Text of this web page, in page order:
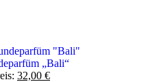
„Bali“
32,00 €Aktueller